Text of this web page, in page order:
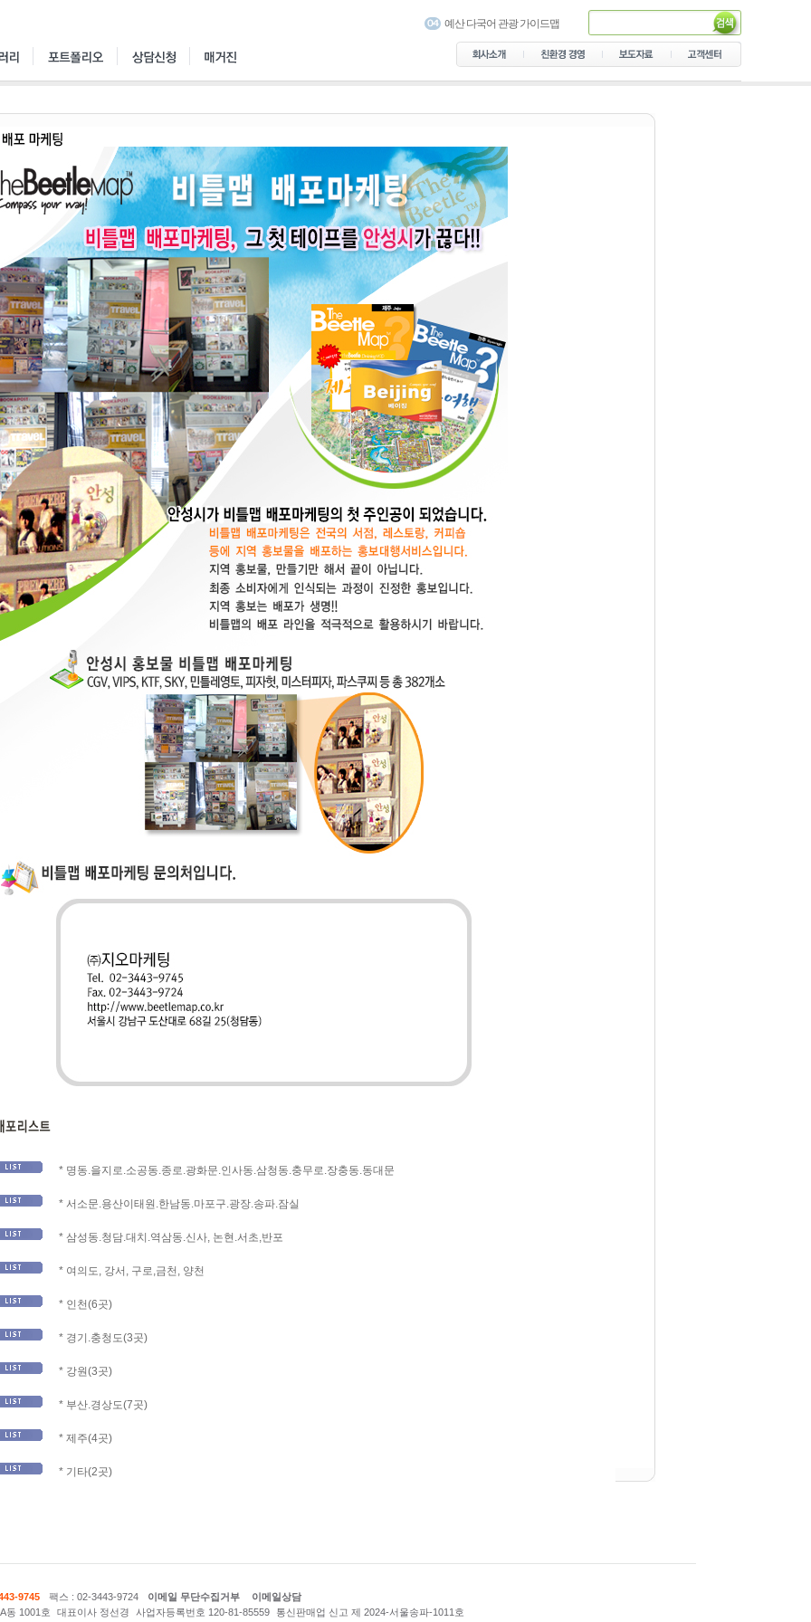
예산 다국어 관광 가이드맵
용산가족공원 다국어 안내지
음성군 관광안내지도 제작
의정부 숲길 안내지도
도
서초 가이드북
* 명동.을지로.소공동.종로.광화문.인사동.삼청동.충무로.장충동.동대문
* 서소문.용산이태원.한남동.마포구.광장.송파.잠실
* 삼성동.청담.대치.역삼동.신사, 논현.서초,반포
* 여의도, 강서, 구로,금천, 양천
* 인천(6곳)
* 경기.충청도(3곳)
* 강원(3곳)
* 부산.경상도(7곳)
* 제주(4곳)
* 기타(2곳)
9745 팩스 : 02-3443-9724 이메일 무단수집거부
이메일상담
동 1001호
대표이사 정선경 사업자등록번호 120-81-85559 통신판매업 신고 제 2024-서울송파-1011호